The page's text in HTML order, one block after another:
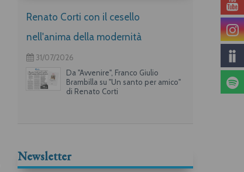
Renato Corti con il cesello
nell'anima della modernità
31/07/2026
Da "Avvenire", Franco Giulio
Brambilla su "Un santo per amico"
di Renato Corti
Newsletter